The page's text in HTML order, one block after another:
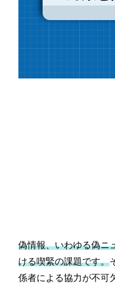
偽情報、いわゆる偽ニ
ける喫緊の課題です。
係者による協力が不可